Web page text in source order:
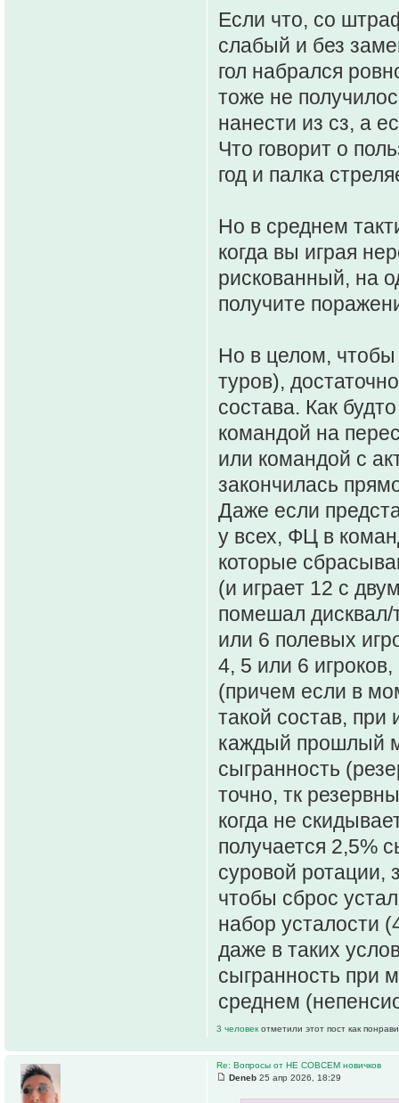
Если что, со
слабый и без
гол набрался
тоже не
нанести из сз, а
Что говорит о
год и палка
Но в среднем
когда вы играя
рискованный, на
получите
Но в целом, чтобы
туров),
состава. Как
командой на
или командой с
закончилась
Даже если
у всех, ФЦ в
которые
(и играет 12 с
помешал
или 6 полевых
4, 5 или 6
(причем если в
такой состав, при
каждый прошлый
сыгранность
точно, тк
когда не
получается 2,5%
суровой ротации,
чтобы сброс
набор усталости
даже в таких
сыгранность при
среднем
3 человек отметили этот пост как
Re: Вопросы от НЕ СОВСЕМ новичков
Deneb 25 апр 2026, 18:29